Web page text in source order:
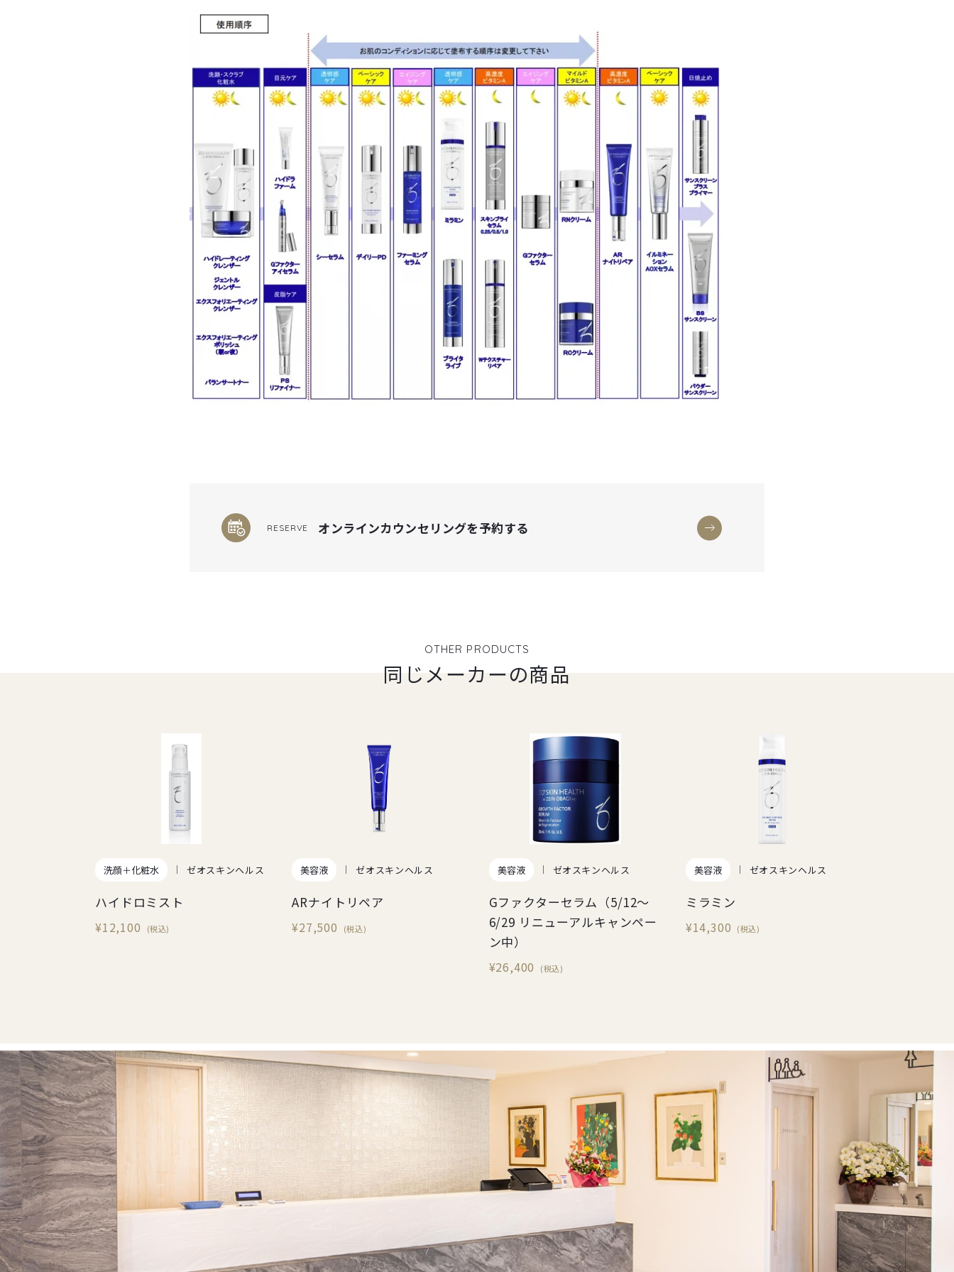
RESERVE オンラインカウンセリングを予約する
OTHER PRODUCTS
同じメーカーの商品
洗顔＋化粧水 ゼオスキンヘルス
ハイドロミスト
¥12,100 (税込)
美容液 ゼオスキンヘルス
ARナイトリペア
¥27,500 (税込)
美容液 ゼオスキンヘルス
Gファクターセラム（5/12～
6/29 リニューアルキャンペー
ン中）
¥26,400 (税込)
美容液 ゼオスキンヘルス
ミラミン
¥14,300 (税込)